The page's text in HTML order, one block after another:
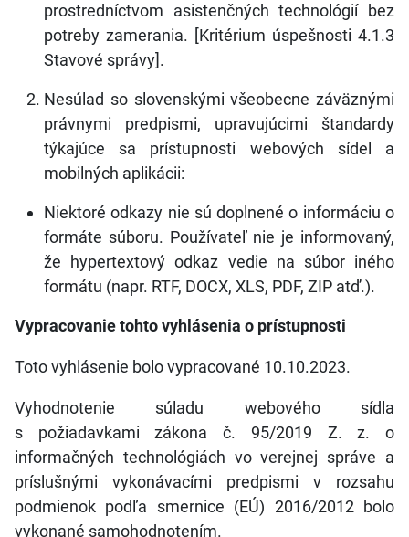
prostredníctvom asistenčných technológií bez
potreby zamerania. [Kritérium úspešnosti 4.1.3
Stavové správy].
Nesúlad so slovenskými všeobecne záväznými
právnymi predpismi, upravujúcimi štandardy
týkajúce sa prístupnosti webových sídel a
mobilných aplikácii:
Niektoré odkazy nie sú doplnené o informáciu o
formáte súboru. Používateľ nie je informovaný,
že hypertextový odkaz vedie na súbor iného
formátu (napr. RTF, DOCX, XLS, PDF, ZIP atď.).
Vypracovanie tohto vyhlásenia o prístupnosti
Toto vyhlásenie bolo vypracované 10.10.2023.
Vyhodnotenie súladu webového sídla
s požiadavkami zákona č. 95/2019 Z. z. o
informačných technológiách vo verejnej správe a
príslušnými vykonávacími predpismi v rozsahu
podmienok podľa smernice (EÚ) 2016/2012 bolo
vykonané samohodnotením.